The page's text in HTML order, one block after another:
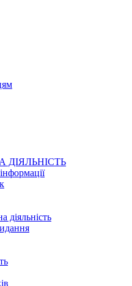
ДІЯЛЬНІСТЬ
діяльність